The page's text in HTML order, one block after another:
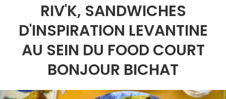
RIV'K, SANDWICHES
D'INSPIRATION LEVANTINE
AU SEIN DU FOOD COURT
BONJOUR BICHAT